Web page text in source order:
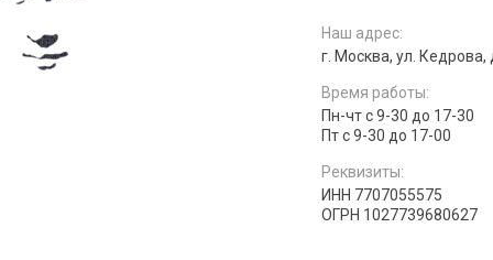
Наш адрес:
г. Москва, ул. Кедрова,
Время работы:
Пн-чт с 9-30 до 17-30
Пт с 9-30 до 17-00
Реквизиты:
ИНН 7707055575
ОГРН 1027739680627